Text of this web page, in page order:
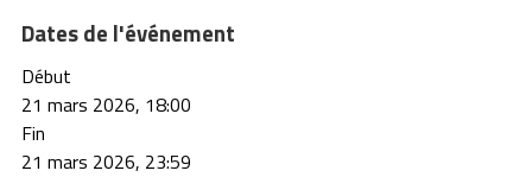
Dates de l'événement
Début
21 mars 2026, 18:00
Fin
21 mars 2026, 23:59